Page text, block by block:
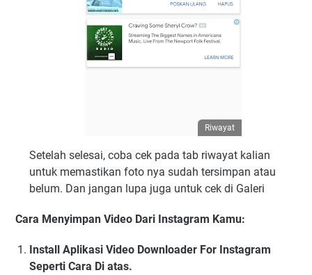
Riwayat
Setelah selesai, coba cek pada tab riwayat kalian
untuk memastikan foto nya sudah tersimpan atau
belum. Dan jangan lupa juga untuk cek di Galeri
Cara Menyimpan Video Dari Instagram Kamu:
Install Aplikasi Video Downloader For Instagram
Seperti Cara Di atas.